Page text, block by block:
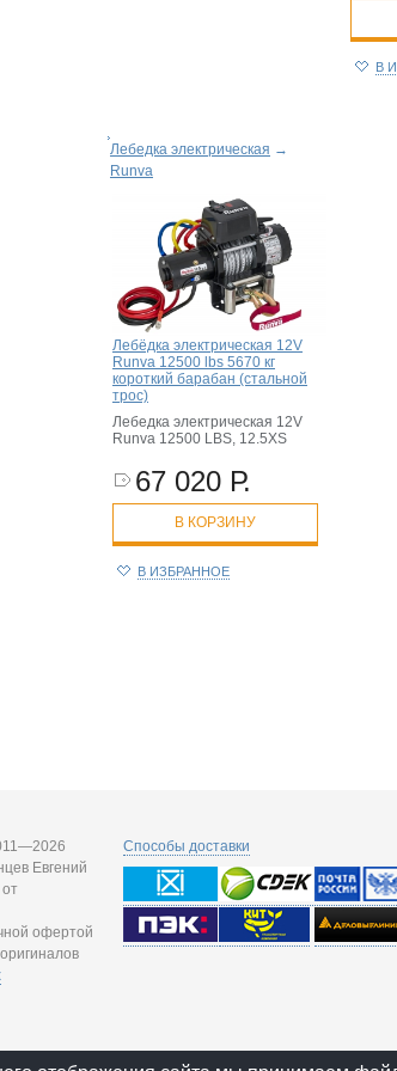
В
Лебедка электрическая →
Runva
Лебёдка электрическая 12V
Runva 12500 lbs 5670 кг
короткий барабан (стальной
трос)
Лебедка электрическая 12V
Runva 12500 LBS, 12.5XS
67 020 Р.
В КОРЗИНУ
В ИЗБРАННОЕ
Евгений
офертой
Способы доставки